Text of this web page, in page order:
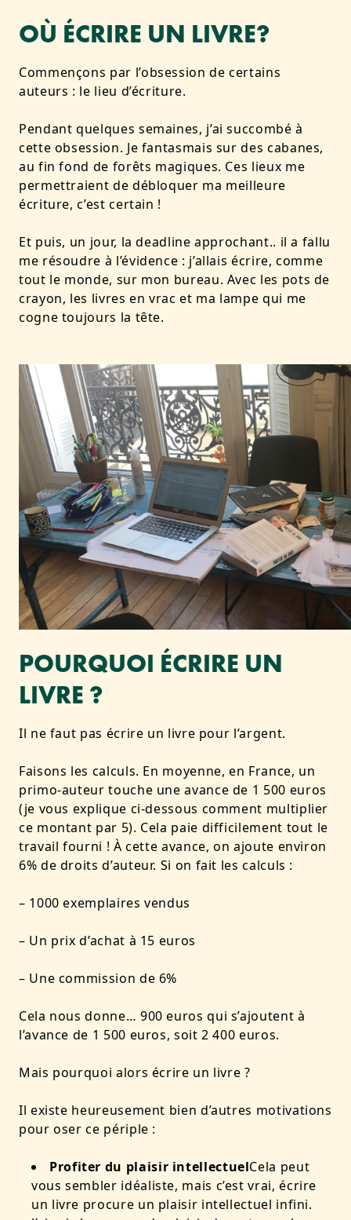
OÙ ÉCRIRE UN LIVRE?
Commençons par l’obsession de certains
auteurs : le lieu d’écriture.
Pendant quelques semaines, j’ai succombé à
cette obsession. Je fantasmais sur des cabanes,
au fin fond de forêts magiques. Ces lieux me
permettraient de débloquer ma meilleure
écriture, c’est certain !
Et puis, un jour, la deadline approchant.. il a fallu
me résoudre à l’évidence : j’allais écrire, comme
tout le monde, sur mon bureau. Avec les pots de
crayon, les livres en vrac et ma lampe qui me
cogne toujours la tête.
POURQUOI ÉCRIRE UN
LIVRE ?
Il ne faut pas écrire un livre pour l’argent.
Faisons les calculs. En moyenne, en France, un
primo-auteur touche une avance de 1 500 euros
(je vous explique ci-dessous comment multiplier
ce montant par 5). Cela paie difficilement tout le
travail fourni ! À cette avance, on ajoute environ
6% de droits d’auteur. Si on fait les calculs :
– 1000 exemplaires vendus
– Un prix d’achat à 15 euros
– Une commission de 6%
Cela nous donne… 900 euros qui s’ajoutent à
l’avance de 1 500 euros, soit 2 400 euros.
Mais pourquoi alors écrire un livre ?
Il existe heureusement bien d’autres motivations
pour oser ce périple :
Profiter du plaisir intellectuelCela peut
vous sembler idéaliste, mais c’est vrai, écrire
un livre procure un plaisir intellectuel infini.